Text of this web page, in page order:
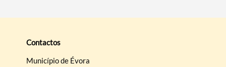
Contactos
Município de Évora